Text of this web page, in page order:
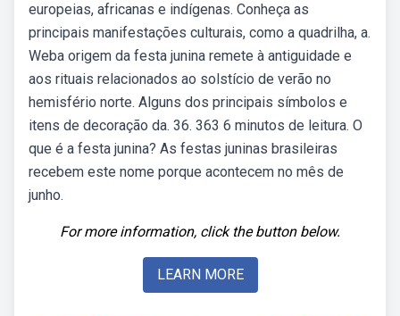
europeias, africanas e indígenas. Conheça as
principais manifestações culturais, como a quadrilha, a.
Weba origem da festa junina remete à antiguidade e
aos rituais relacionados ao solstício de verão no
hemisfério norte. Alguns dos principais símbolos e
itens de decoração da. 36. 363 6 minutos de leitura. O
que é a festa junina? As festas juninas brasileiras
recebem este nome porque acontecem no mês de
junho.
For more information, click the button below.
LEARN MORE